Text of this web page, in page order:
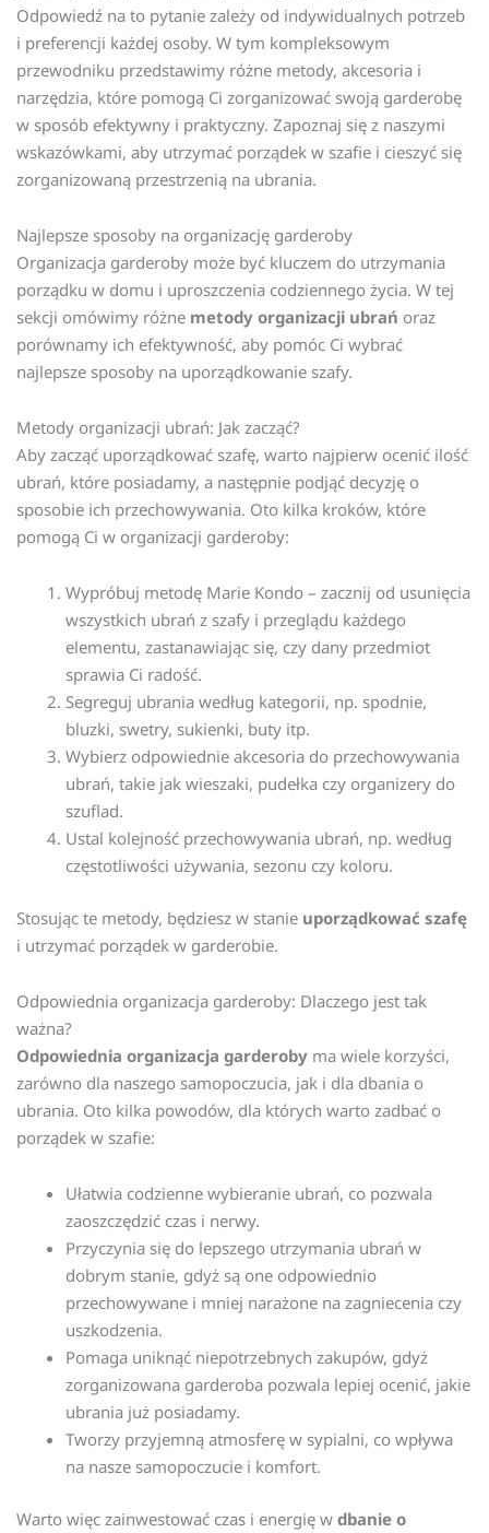
Odpowiedź na to pytanie zależy od indywidualnych potrzeb
i preferencji każdej osoby. W tym kompleksowym
przewodniku przedstawimy różne metody, akcesoria i
narzędzia, które pomogą Ci zorganizować swoją garderobę
w sposób efektywny i praktyczny. Zapoznaj się z naszymi
wskazówkami, aby utrzymać porządek w szafie i cieszyć się
zorganizowaną przestrzenią na ubrania.
Najlepsze sposoby na organizację garderoby
Organizacja garderoby może być kluczem do utrzymania
porządku w domu i uproszczenia codziennego życia. W tej
sekcji omówimy różne metody organizacji ubrań oraz
porównamy ich efektywność, aby pomóc Ci wybrać
najlepsze sposoby na uporządkowanie szafy.
Metody organizacji ubrań: Jak zacząć?
Aby zacząć uporządkować szafę, warto najpierw ocenić ilość
ubrań, które posiadamy, a następnie podjąć decyzję o
sposobie ich przechowywania. Oto kilka kroków, które
pomogą Ci w organizacji garderoby:
Wypróbuj metodę Marie Kondo – zacznij od usunięcia
wszystkich ubrań z szafy i przeglądu każdego
elementu, zastanawiając się, czy dany przedmiot
sprawia Ci radość.
Segreguj ubrania według kategorii, np. spodnie,
bluzki, swetry, sukienki, buty itp.
Wybierz odpowiednie akcesoria do przechowywania
ubrań, takie jak wieszaki, pudełka czy organizery do
szuflad.
Ustal kolejność przechowywania ubrań, np. według
częstotliwości używania, sezonu czy koloru.
Stosując te metody, będziesz w stanie uporządkować szafę
i utrzymać porządek w garderobie.
Odpowiednia organizacja garderoby: Dlaczego jest tak
ważna?
Odpowiednia organizacja garderoby ma wiele korzyści,
zarówno dla naszego samopoczucia, jak i dla dbania o
ubrania. Oto kilka powodów, dla których warto zadbać o
porządek w szafie:
Ułatwia codzienne wybieranie ubrań, co pozwala
zaoszczędzić czas i nerwy.
Przyczynia się do lepszego utrzymania ubrań w
dobrym stanie, gdyż są one odpowiednio
przechowywane i mniej narażone na zagniecenia czy
uszkodzenia.
Pomaga uniknąć niepotrzebnych zakupów, gdyż
zorganizowana garderoba pozwala lepiej ocenić, jakie
ubrania już posiadamy.
Tworzy przyjemną atmosferę w sypialni, co wpływa
na nasze samopoczucie i komfort.
Warto więc zainwestować czas i energię w dbanie o